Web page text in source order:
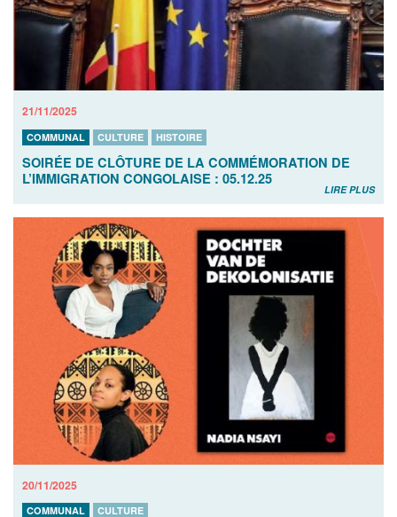
21/11/2025
COMMUNAL CULTURE HISTOIRE
SOIRÉE DE CLÔTURE DE LA COMMÉMORATION DE
L’IMMIGRATION CONGOLAISE : 05.12.25
LIRE PLUS
20/11/2025
COMMUNAL CULTURE